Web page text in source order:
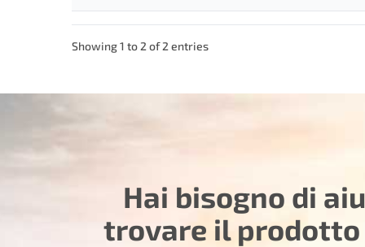
Showing 1 to 2 of 2 entries
Hai bisogno di
trovare il prodotto